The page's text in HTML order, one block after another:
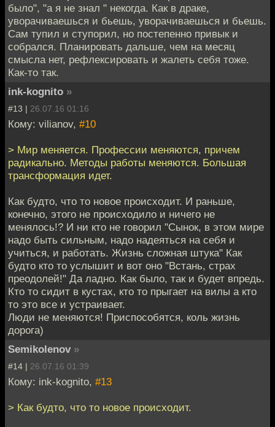
было", "а я не знал " некогда. Как в драке,
уворачиваешься и бьешь, уворачиваешься и бьешь.
Сам тупил и ступорил, но постепенно привык и
собрался. Планировать дальше, чем на месяц
смысла нет, рефлексировать и жалеть себя тоже.
Как-то так.
ink-kognito »
#13 | 26.07.16 01:16
Кому: vilianov, #10
> Мир меняется. Профессии меняются, причем
радикально. Методы работы меняются. Большая
трансформация идет.
Как будто, что то новое происходит. И раньше,
конечно, этого не происходило и ничего не
менялось!? И ни кто не говорил "Сынок, в этом мире
надо быть сильным, надо надеяться на себя и
учиться, и работать. Жизнь сложная штука" Как
будто кто то услышит и вот оно "Встань, страх
преодолей!" Да ладно. Как было, так и будет впредь.
Кто то сидит в кустах, кто то прыгает на вилы а кто
то это все и устраивает.
Люди не меняются! Приспособятся, коль жизнь
дорога)
Semikolenov »
#14 | 26.07.16 01:39
Кому: ink-kognito, #13
> Как будто, что то новое происходит.